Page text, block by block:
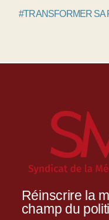
#TRANSFORMER SA
Réinscrire la
champ du